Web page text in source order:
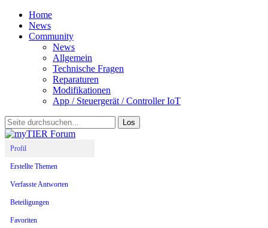
Home
News
Community
News
Allgemein
Technische Fragen
Reparaturen
Modifikationen
App / Steuergerät / Controller IoT
Profil
Erstellte Themen
Verfasste Antworten
Beteiligungen
Favoriten